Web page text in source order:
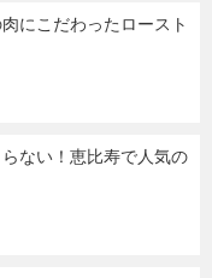
にこだわったロースト
ない！恵比寿で人気の